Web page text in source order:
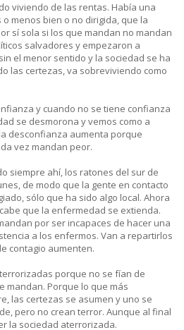
viviendo de las rentas. Había una
menos bien o no dirigida, que la
sí sola si los que mandan no mandan
salvadores y empezaron a
el menor sentido y la sociedad se ha
las certezas, va sobreviviendo como
y cuando no se tiene confianza
se desmorona y vemos como a
desconfianza aumenta porque
vez mandan peor.
siempre ahí, los ratones del sur de
de modo que la gente en contacto
sólo que ha sido algo local. Ahora
que la enfermedad se extienda.
por ser incapaces de hacer una
a los enfermos. Van a repartirlos
contagio aumenten.
porque no se fían de
mandan. Porque lo que más
las certezas se asumen y uno se
pero no crean terror. Aunque al final
la sociedad aterrorizada.